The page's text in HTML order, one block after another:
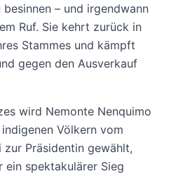
– und irgendwann
Ruf. Sie kehrt zurück in
Stammes und kämpft
gegen den Ausverkauf
wird Nemonte Nenquimo
Völkern vom
zur Präsidentin gewählt,
ein spektakulärer Sieg